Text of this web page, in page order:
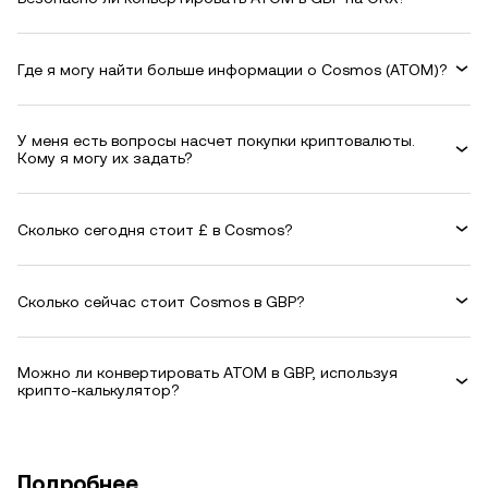
Где я могу найти больше информации о Cosmos (ATOM)?
У меня есть вопросы насчет покупки криптовалюты.
Кому я могу их задать?
Сколько сегодня стоит £ в Cosmos?
Сколько сейчас стоит Cosmos в GBP?
Можно ли конвертировать ATOM в GBP, используя
крипто-калькулятор?